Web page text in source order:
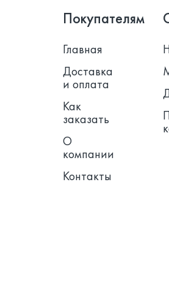
Покупателям
Главная
Доставка
и оплата
Как
заказать
О
компании
Контакты